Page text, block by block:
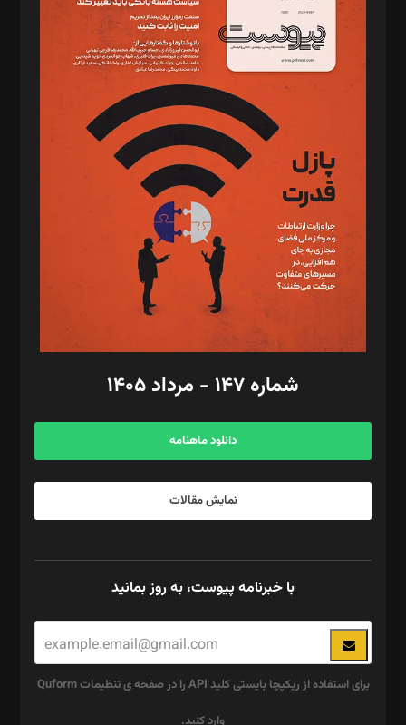
د‌بیر ناداستان: سمانه سمیع
د‌بیر خدمت و تجارت: ابوالفضل رجبی
د‌بیر حقوق فناوری: حسام‌الدین ایپکچی
د‌بیر پیوست جهان: مینا پاکدل
د‌بیر تحریریه آنلاین: بابک نقاش
تحریریه‌: مجتبی محمود‌ی، آرش برهمند، یسنا امان‌پور، سروش کرمیان،
مصطفی مسجدی آرانی، ابوالفضل رجبی، زهرا فکرانه، فائزه فتحی
رستمی،مصطفی باستان
ویرایش: نگار استاد‌‌آقا
طراح یونیفرم: مجید توکلی
فیلمبرداری و عکاسی: امیر شفیعی، مانی لطفی زاده
گرافیک و صفحه‌آرایی: سید‌سبحان‌علی ثابت
مد‌یر توسعه تجاری: کامبیز برید‌
امور مالی: شاپور رهبری، محمد‌ کاظمی‌نیا
آگهی و مشترکین: ۰۹۱۹۹۹۹۰۴۵۴
شماره ۱۴۷ - مرداد ۱۴۰۵
دانلود ماهنامه
نمایش مقالات
با خبرنامه پیوست، به روز بمانید
برای استفاده از ریکپچا بایستی کلید API را در صفحه ی تنظیمات Quform